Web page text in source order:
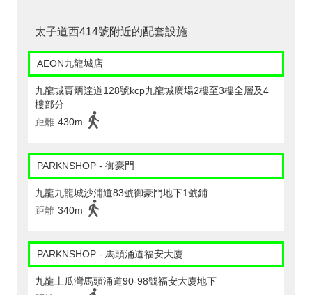
太子道西414號附近的配套設施
AEON九龍城店
九龍城賈炳達道128號kcp九龍城廣場2樓至3樓全層及4
樓部分
距離 430m
PARKNSHOP - 御豪門
九龍九龍城沙浦道83號御豪門地下1號鋪
距離 340m
PARKNSHOP - 馬頭涌道福安大廈
九龍土瓜灣馬頭涌道90-98號福安大廈地下